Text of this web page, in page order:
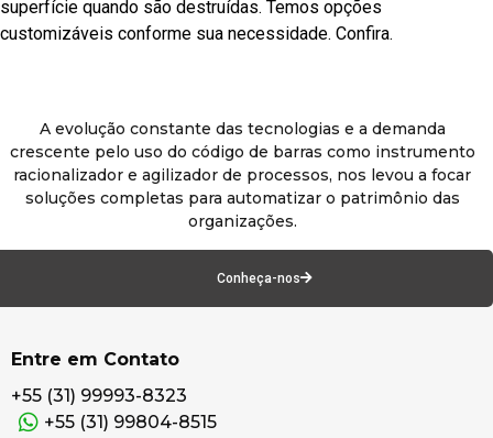
superfície quando são destruídas. Temos opções
customizáveis conforme sua necessidade. Confira.
A evolução constante das tecnologias e a demanda
crescente pelo uso do código de barras como instrumento
racionalizador e agilizador de processos, nos levou a focar
soluções completas para automatizar o patrimônio das
organizações.
Conheça-nos
Entre em Contato
+55 (31) 99993-8323
+55 (31) 99804-8515